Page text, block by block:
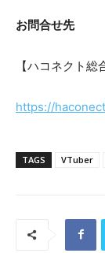
お問合せ先
【ハコネクト総
https://
TAGS VTuber